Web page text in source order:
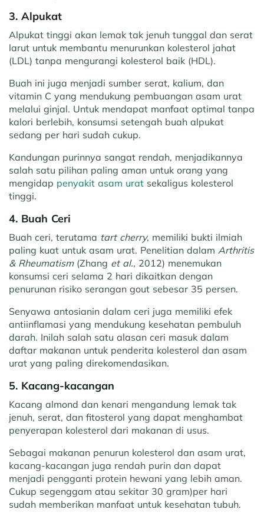
3. Alpukat
Alpukat tinggi akan lemak tak jenuh tunggal dan serat
larut untuk membantu menurunkan kolesterol jahat
(LDL) tanpa mengurangi kolesterol baik (HDL).
Buah ini juga menjadi sumber serat, kalium, dan
vitamin C yang mendukung pembuangan asam urat
melalui ginjal. Untuk mendapat manfaat optimal tanpa
kalori berlebih, konsumsi setengah buah alpukat
sedang per hari sudah cukup.
Kandungan purinnya sangat rendah, menjadikannya
salah satu pilihan paling aman untuk orang yang
mengidap penyakit asam urat sekaligus kolesterol
tinggi.
4. Buah Ceri
Buah ceri, terutama tart cherry, memiliki bukti ilmiah
paling kuat untuk asam urat. Penelitian dalam Arthritis
& Rheumatism(Zhang et al., 2012) menemukan
konsumsi ceri selama 2 hari dikaitkan dengan
penurunan risiko serangan gout sebesar 35 persen.
Senyawa antosianin dalam ceri juga memiliki efek
antiinflamasi yang mendukung kesehatan pembuluh
darah. Inilah salah satu alasan ceri masuk dalam
daftar makanan untuk penderita kolesterol dan asam
urat yang paling direkomendasikan.
5. Kacang-kacangan
Kacang almond dan kenari mengandung lemak tak
jenuh, serat, dan fitosterol yang dapat menghambat
penyerapan kolesterol dari makanan di usus.
Sebagai makanan penurun kolesterol dan asam urat,
kacang-kacangan juga rendah purin dan dapat
menjadi pengganti protein hewani yang lebih aman.
Cukup segenggam atau sekitar 30 gram)per hari
sudah memberikan manfaat untuk kesehatan tubuh.